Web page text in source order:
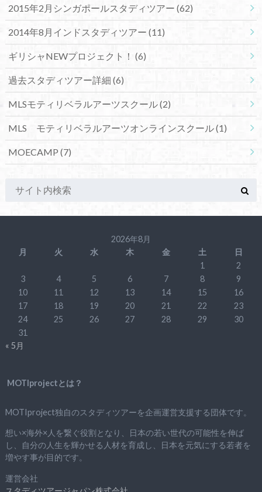
2015年2月シンガポールスタディツアー (62)
2014年8月インドスタディツアー (11)
ギリシャNEWプロジェクト！ (6)
過去スタディツアー詳細 (6)
MLSモティリベラルアーツスクール(2)
MLS モティリベラルアーツオンラインスクール(1)
MOECAMP (7)
2026年8月
月
火 水 木 金 土
日
1
2
3
4 5 6 7 8
9
10
11 12 13 14 15
16
17
18 19 20 21 22
23
24
25 26 27 28 29
30
31
« 5月
MOTIprojectとは？
MOTIproject独自のスタディツアーを企画運営支援する団体です。
想い×海外×人を繋ぐ役割となり、日本の若い世代の可能性を伸ば
し、自分の人生を輝かせる人材を育成し、日本を元気にする若者を
増やす事が目的です。
運営会社